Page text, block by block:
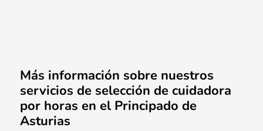
Más información sobre nuestros
servicios de selección de cuidadora
por horas en el Principado de
Asturias